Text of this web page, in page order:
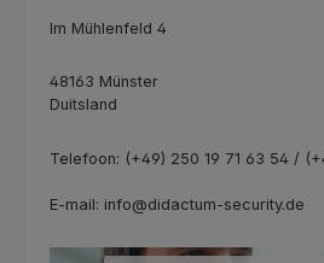
Im Mühlenfeld 4
48163 Münster
Duitsland
Telefoon: (+49) 250 19 71 63 54 /
E-mail: info@didactum-security.de